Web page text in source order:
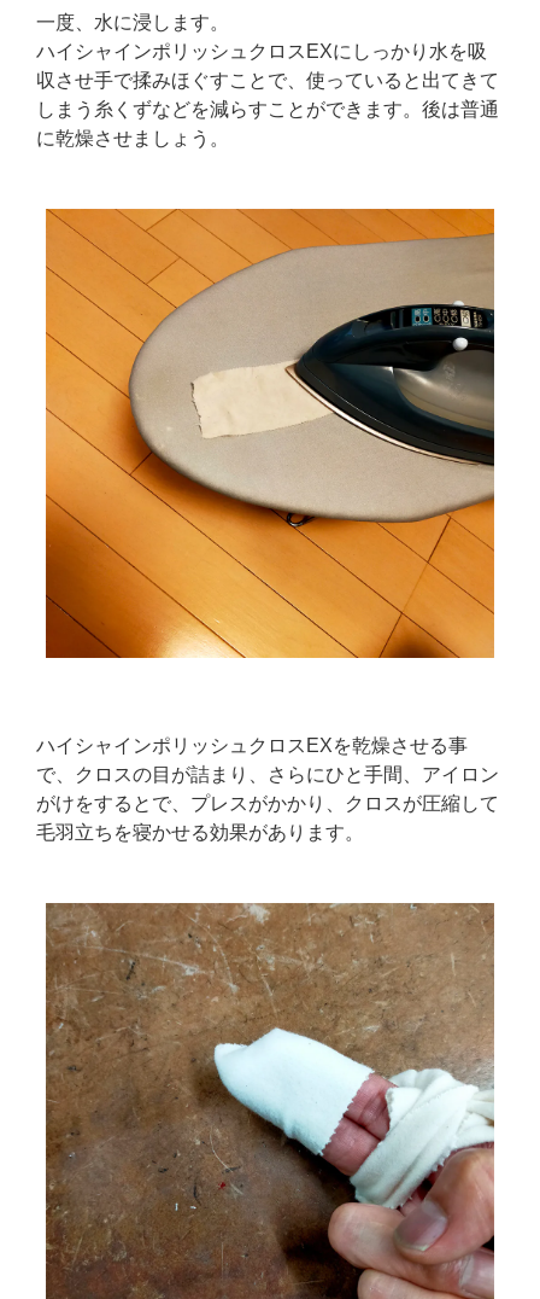
一度、水に浸します。
ハイシャインポリッシュクロスEXにしっかり水を吸
収させ手で揉みほぐすことで、使っていると出てきて
しまう糸くずなどを減らすことができます。後は普通
に乾燥させましょう。
ハイシャインポリッシュクロスEXを乾燥させる事
で、クロスの目が詰まり、さらにひと手間、アイロン
がけをするとで、プレスがかかり、クロスが圧縮して
毛羽立ちを寝かせる効果があります。